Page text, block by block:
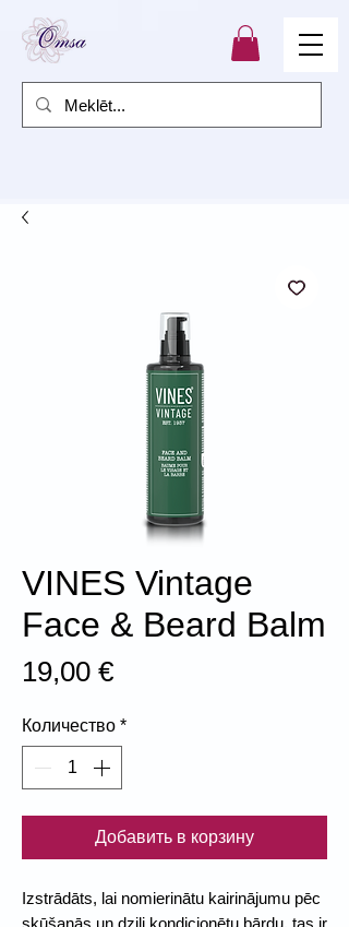
VINES Vintage
Face & Beard Balm
19,00 €Цена
Количество *
Добавить в корзину
Izstrādāts, lai nomierinātu kairinājumu pēc